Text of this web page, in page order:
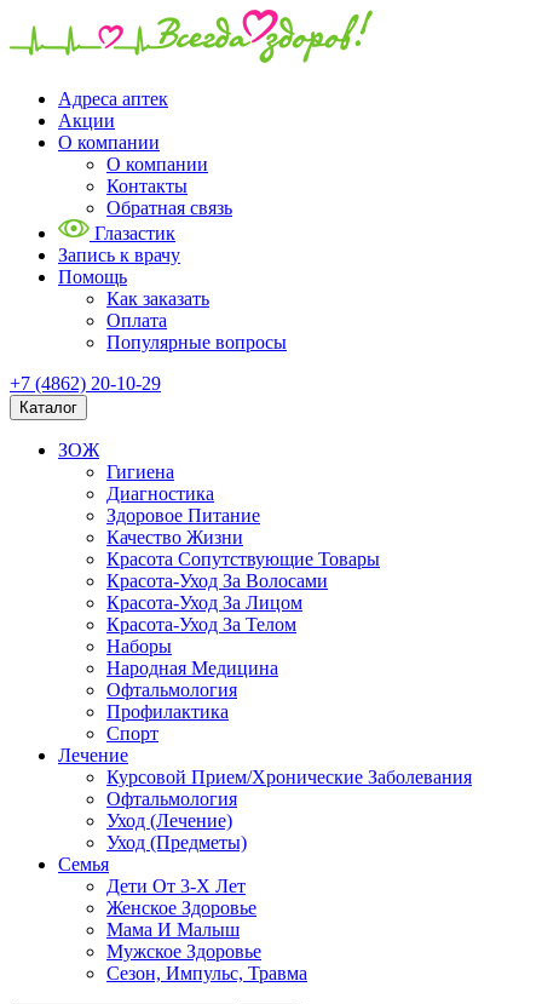
Адреса аптек
Акции
О компании
О компании
Контакты
Обратная связь
Глазастик
Запись к врачу
Помощь
Как заказать
Оплата
Популярные вопросы
+7 (4862) 20-10-29
Каталог
ЗОЖ
Гигиена
Диагностика
Здоровое Питание
Качество Жизни
Красота Сопутствующие Товары
Красота-Уход За Волосами
Красота-Уход За Лицом
Красота-Уход За Телом
Наборы
Народная Медицина
Офтальмология
Профилактика
Спорт
Лечение
Курсовой Прием/Хронические Заболевания
Офтальмология
Уход (Лечение)
Уход (Предметы)
Семья
Дети От 3-Х Лет
Женское Здоровье
Мама И Малыш
Мужское Здоровье
Сезон, Импульс, Травма